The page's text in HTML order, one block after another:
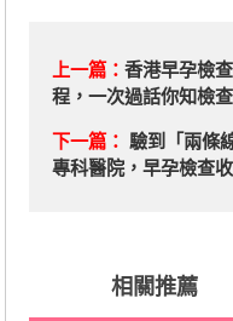
上一篇： 香港早孕檢
程，一次過話你知檢
下一篇： 驗到「兩條
專科醫院，早孕檢查
相關推薦